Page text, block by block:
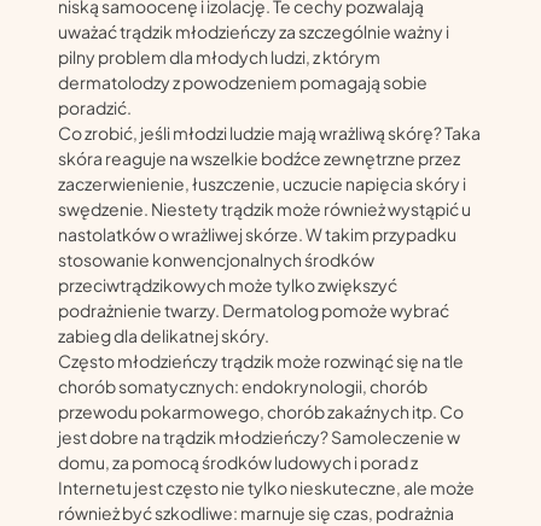
niską samoocenę i izolację. Te cechy pozwalają
uważać trądzik młodzieńczy za szczególnie ważny i
pilny problem dla młodych ludzi, z którym
dermatolodzy z powodzeniem pomagają sobie
poradzić.
Co zrobić, jeśli młodzi ludzie mają wrażliwą skórę? Taka
skóra reaguje na wszelkie bodźce zewnętrzne przez
zaczerwienienie, łuszczenie, uczucie napięcia skóry i
swędzenie. Niestety trądzik może również wystąpić u
nastolatków o wrażliwej skórze. W takim przypadku
stosowanie konwencjonalnych środków
przeciwtrądzikowych może tylko zwiększyć
podrażnienie twarzy. Dermatolog pomoże wybrać
zabieg dla delikatnej skóry.
Często młodzieńczy trądzik może rozwinąć się na tle
chorób somatycznych: endokrynologii, chorób
przewodu pokarmowego, chorób zakaźnych itp. Co
jest dobre na trądzik młodzieńczy? Samoleczenie w
domu, za pomocą środków ludowych i porad z
Internetu jest często nie tylko nieskuteczne, ale może
również być szkodliwe: marnuje się czas, podrażnia